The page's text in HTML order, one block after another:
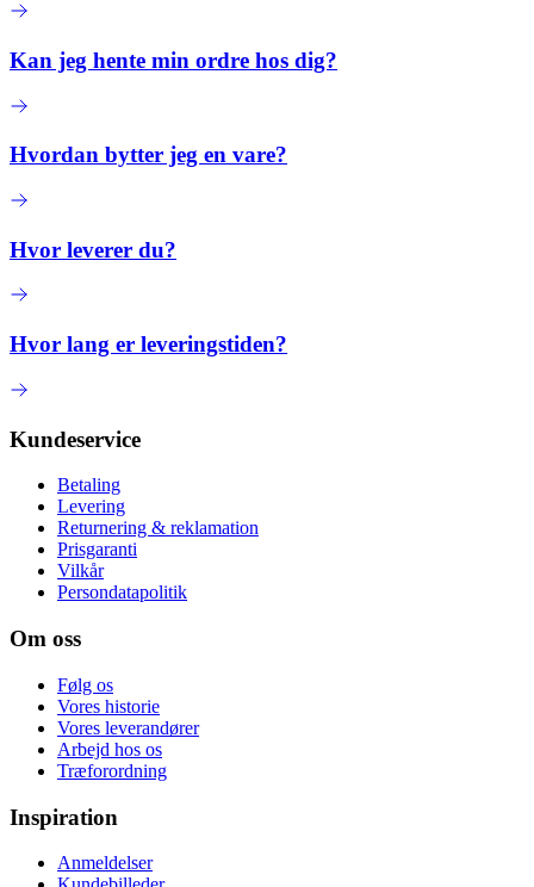
Kan jeg hente min ordre hos dig?
Hvordan bytter jeg en vare?
Hvor leverer du?
Hvor lang er leveringstiden?
Kundeservice
Betaling
Levering
Returnering & reklamation
Prisgaranti
Vilkår
Persondatapolitik
Om oss
Følg os
Vores historie
Vores leverandører
Arbejd hos os
Træforordning
Inspiration
Anmeldelser